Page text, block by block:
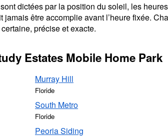
dictées par la position du soleil, les
jamais être accomplie avant l’heure fixée.
précise et exacte.
Estates Mobile Home Park
Murray Hill
Floride
South Metro
Floride
Peoria Siding